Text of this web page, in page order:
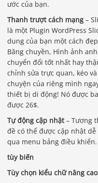
ước của bạn.
Thanh trượt cách mạng –
là một Plugin WordPress
dung của bạn một cách
Băng chuyền, Hình ảnh
chuyển đổi tốt nhất hay
chỉnh sửa trực quan, kéo
chuyện của riêng mình
thiết bị di động! Nó được
được 26$.
Tự động cập nhật– Tương
đề có thể được cập nhật
qua menu bảng điều khiển.
tùy biến
Tùy chọn kiểu chữ nâng cao